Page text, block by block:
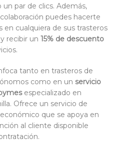
un par de clics. Además,
puedes hacerte
en cualquiera de sus trasteros
recibir un 15% de descuento
tanto en trasteros de
como en un servicio
especializado en
Ofrece un servicio de
que se apoya en
al cliente disponible